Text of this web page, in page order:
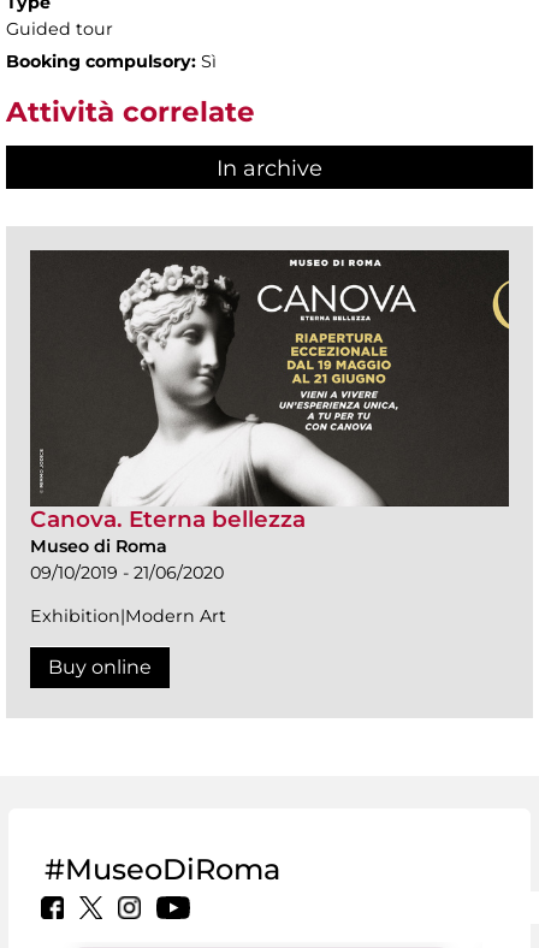
Guided tour
Booking compulsory: Sì
Attività correlate
In archive
Canova. Eterna bellezza
Museo di Roma
09/10/2019 - 21/06/2020
Exhibition|Modern Art
Buy online
#MuseoDiRoma